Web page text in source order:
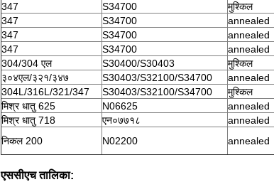
347
S34700 मुश्किल
347
S34700 annealed
347
S34700 annealed
347
S34700 annealed
304/304 एल
S30400/S30403 मुश्किल
३०४एल/३२१/३४७
S30403/S32100/S34700 annealed
304L/316L/321/347
S30403/S32100/S34700 मुश्किल
मिश्र धातु 625
N06625 annealed
मिश्र धातु 718
एन०७७१८ annealed
निकल 200
N02200 annealed
एससीएच तालिका: